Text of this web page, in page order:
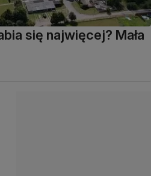
się najwięcej? Mała